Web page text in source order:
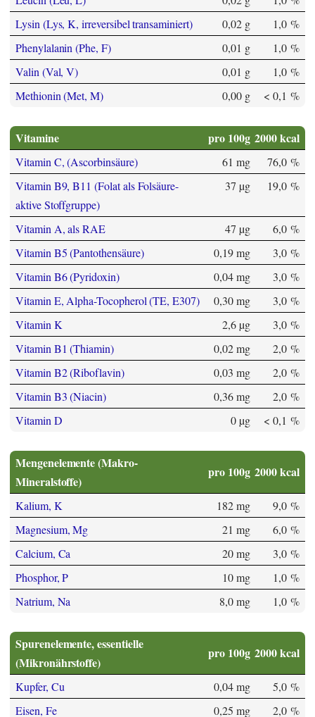
Lysin (Lys, K, irreversibel transaminiert)
0,02 g
1,0 %
Phenylalanin (Phe, F)
0,01 g
1,0 %
Valin (Val, V)
0,01 g
1,0 %
Methionin (Met, M)
0,00 g < 0,1 %
Vitamine pro 100g 2000 kcal
Vitamin C, (Ascorbinsäure) 61 mg
76,0 %
Vitamin B9, B11 (Folat als Folsäure-
aktive Stoffgruppe)
37 µg 19,0 %
Vitamin A, als RAE 47 µg
6,0 %
Vitamin B5 (Pantothensäure)
0,19 mg
3,0 %
Vitamin B6 (Pyridoxin)
0,04 mg
3,0 %
Vitamin E, Alpha-Tocopherol (TE, E307)
0,30 mg
3,0 %
Vitamin K
2,6 µg
3,0 %
Vitamin B1 (Thiamin)
0,02 mg
2,0 %
Vitamin B2 (Riboflavin)
0,03 mg
2,0 %
Vitamin B3 (Niacin)
0,36 mg
2,0 %
Vitamin D
0 µg < 0,1 %
Mengenelemente (Makro-
Mineralstoffe)
pro 100g 2000 kcal
Kalium, K 182 mg
9,0 %
Magnesium, Mg
21 mg
6,0 %
Calcium, Ca
20 mg
3,0 %
Phosphor, P
10 mg
1,0 %
Natrium, Na
8,0 mg 1,0 %
Spurenelemente, essentielle
(Mikronährstoffe)
pro 100g 2000 kcal
Kupfer, Cu 0,04 mg
5,0 %
Eisen, Fe
0,25 mg 2,0 %